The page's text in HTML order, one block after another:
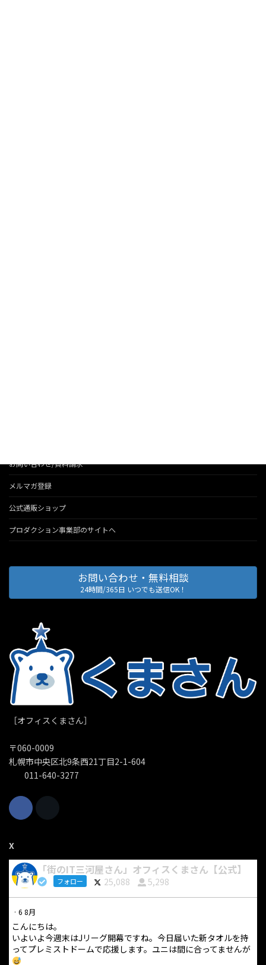
お問い合わせ/資料請求
メルマガ登録
公式通販ショップ
プロダクション事業部のサイトへ
お問い合わせ・無料相談
24時間/365日 いつでも送信OK！
［オフィスくまさん］
〒060-0009
札幌市中央区北9条西21丁目2-1-604
011-640-3277
X
「街のIT三河屋さん」オフィスくまさん【公式】
フォロー 25,088 5,298
· 6 8月
こんにちは。
いよいよ今週末はJリーグ開幕ですね。今日届いた新タオルを持
ってプレミストドームで応援します。ユニは間に合ってませんが